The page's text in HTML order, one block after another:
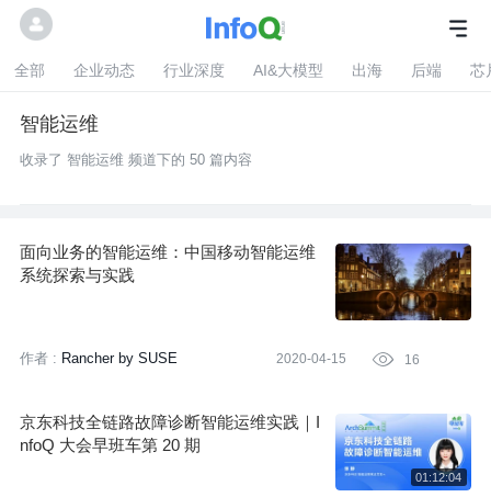
全部 企业动态 行业深度 AI&大模型 出海 后端 芯
智能运维
收录了 智能运维 频道下的 50 篇内容
面向业务的智能运维：中国移动智能运维
系统探索与实践
作者 : Rancher by SUSE 2020-04-15  16
京东科技全链路故障诊断智能运维实践｜I
nfoQ 大会早班车第 20 期